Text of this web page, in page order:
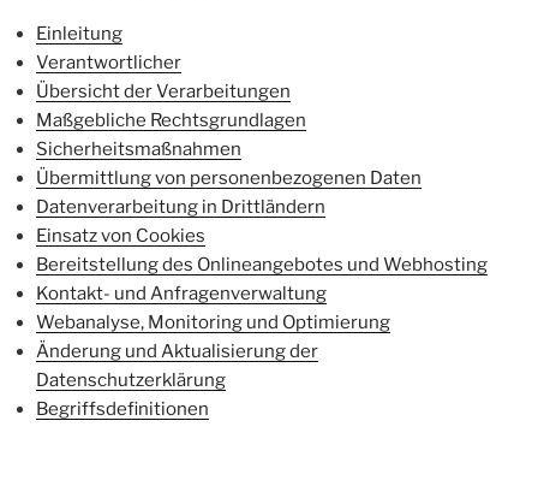
Einleitung
Verantwortlicher
Übersicht der Verarbeitungen
Maßgebliche Rechtsgrundlagen
Sicherheitsmaßnahmen
Übermittlung von personenbezogenen Daten
Datenverarbeitung in Drittländern
Einsatz von Cookies
Bereitstellung des Onlineangebotes und Webhosting
Kontakt- und Anfragenverwaltung
Webanalyse, Monitoring und Optimierung
Änderung und Aktualisierung der
Datenschutzerklärung
Begriffsdefinitionen